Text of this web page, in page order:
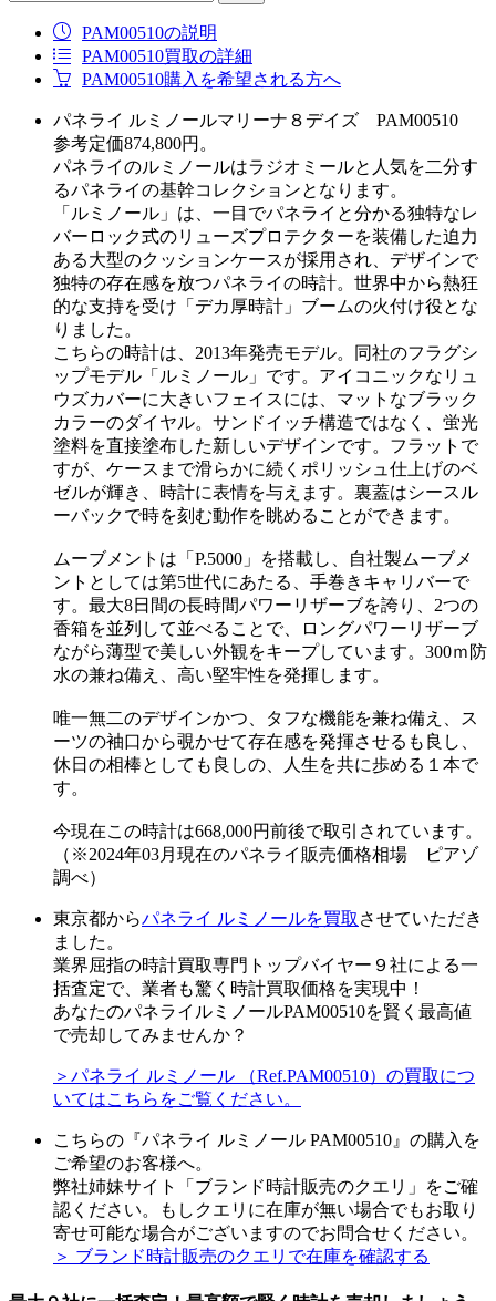
PAM00510の説明
PAM00510買取の詳細
PAM00510購入を希望される方へ
パネライ ルミノールマリーナ８デイズ PAM00510
参考定価874,800円。
パネライのルミノールはラジオミールと人気を二分す
るパネライの基幹コレクションとなります。
「ルミノール」は、一目でパネライと分かる独特なレ
バーロック式のリューズプロテクターを装備した迫力
ある大型のクッションケースが採用され、デザインで
独特の存在感を放つパネライの時計。世界中から熱狂
的な支持を受け「デカ厚時計」ブームの火付け役とな
りました。
こちらの時計は、2013年発売モデル。同社のフラグシ
ップモデル「ルミノール」です。アイコニックなリュ
ウズカバーに大きいフェイスには、マットなブラック
カラーのダイヤル。サンドイッチ構造ではなく、蛍光
塗料を直接塗布した新しいデザインです。フラットで
すが、ケースまで滑らかに続くポリッシュ仕上げのベ
ゼルが輝き、時計に表情を与えます。裏蓋はシースル
ーバックで時を刻む動作を眺めることができます。
ムーブメントは「P.5000」を搭載し、自社製ムーブメ
ントとしては第5世代にあたる、手巻きキャリバーで
す。最大8日間の長時間パワーリザーブを誇り、2つの
香箱を並列して並べることで、ロングパワーリザーブ
ながら薄型で美しい外観をキープしています。300ｍ防
水の兼ね備え、高い堅牢性を発揮します。
唯一無二のデザインかつ、タフな機能を兼ね備え、ス
ーツの袖口から覗かせて存在感を発揮させるも良し、
休日の相棒としても良しの、人生を共に歩める１本で
す。
今現在この時計は668,000円前後で取引されています。
（※2024年03月現在のパネライ販売価格相場 ピアゾ
調べ）
東京都からパネライ ルミノールを買取 させていただき
ました。
業界屈指の時計買取専門トップバイヤー９社による一
括査定で、業者も驚く時計買取価格を実現中！
あなたのパネライルミノールPAM00510を賢く最高値
で売却してみませんか？
＞パネライ ルミノール （Ref.PAM00510）の買取につ
いてはこちらをご覧ください。
こちらの『パネライ ルミノール PAM00510』の購入を
ご希望のお客様へ。
弊社姉妹サイト「ブランド時計販売のクエリ」をご確
認ください。もしクエリに在庫が無い場合でもお取り
寄せ可能な場合がございますのでお問合せください。
＞ ブランド時計販売のクエリで在庫を確認する